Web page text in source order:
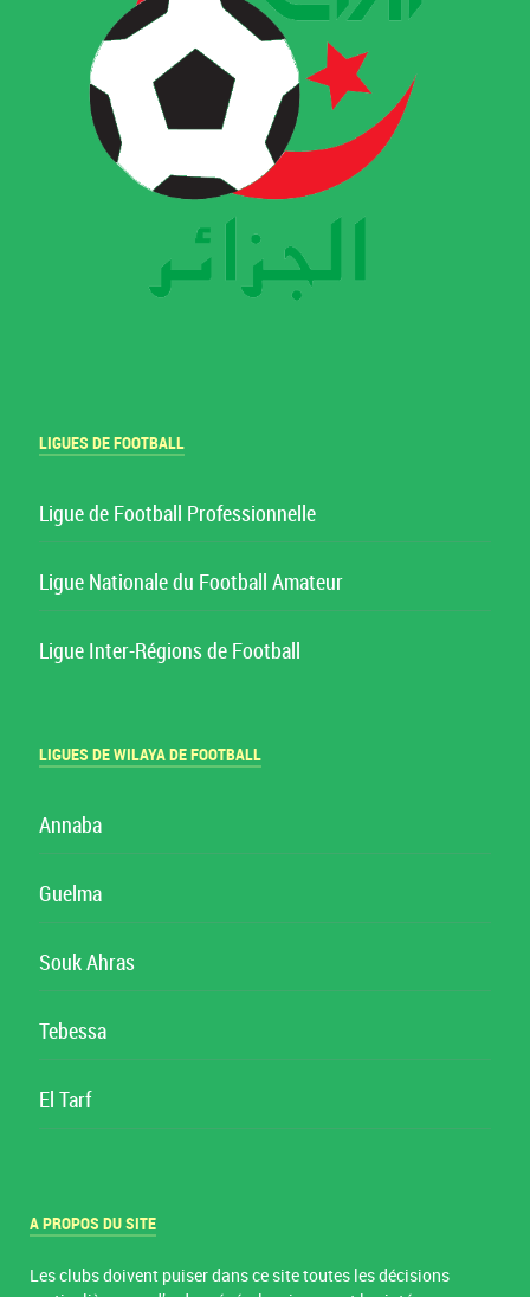
LIGUES DE FOOTBALL
Ligue de Football Professionnelle
Ligue Nationale du Football Amateur
Ligue Inter-Régions de Football
LIGUES DE WILAYA DE FOOTBALL
Annaba
Guelma
Souk Ahras
Tebessa
El Tarf
A PROPOS DU SITE
Les clubs doivent puiser dans ce site toutes les décisions